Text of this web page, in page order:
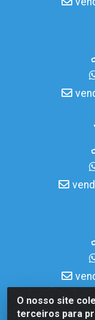
O nosso site
terceiros para
Casa Norte